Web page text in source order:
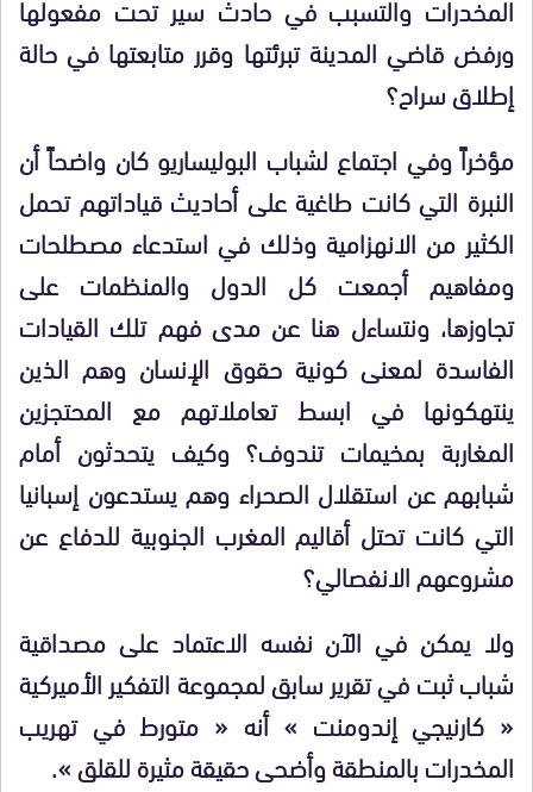
ورفض قاضي المدينة تبرئتها وقرر متابعتها في حالة
إطلاق سراح؟
مؤخراً وفي اجتماع لشباب البوليساريو كان واضحاً أن
النبرة التي كانت طاغية على أحاديث قياداتهم تحمل
الكثير من الانهزامية وذلك في استدعاء مصطلحات
ومفاهيم أجمعت كل الدول والمنظمات على
تجاوزها، ونتساءل هنا عن مدى فهم تلك القيادات
الفاسدة لمعنى كونية حقوق الإنسان وهم الذين
ينتهكونها في ابسط تعاملاتهم مع المحتجزين
المغاربة بمخيمات تندوف؟ وكيف يتحدثون أمام
شبابهم عن استقلال الصحراء وهم يستدعون إسبانيا
التي كانت تحتل أقاليم المغرب الجنوبية للدفاع عن
مشروعهم الانفصالي؟
ولا يمكن في الآن نفسه الاعتماد على مصداقية
شباب ثبت في تقرير سابق لمجموعة التفكير الأميركية
« كارنيجي إندومنت » أنه « متورط في تهريب
المخدرات بالمنطقة وأضحى حقيقة مثيرة للقلق ».